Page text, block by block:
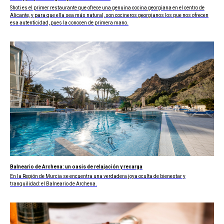
Shoti es el primer restaurante que ofrece una genuina cocina georgiana en el centro de
Alicante, y para que ella sea más natural, son cocineros georgianos los que nos ofrecen
esa autenticidad, pues la conocen de primera mano.
Balneario de Archena: un oasis de relajación y recarga
En la Región de Murcia se encuentra una verdadera joya oculta de bienestar y
tranquilidad: el Balneario de Archena.